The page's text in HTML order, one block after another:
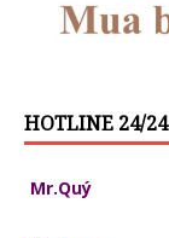
HOTLINE 24/24
Mr.Quý